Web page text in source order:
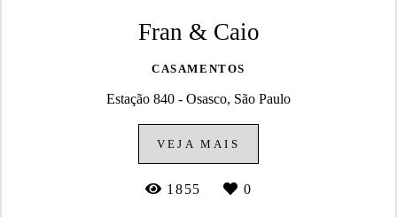
Fran & Caio
CASAMENTOS
Estação 840 - Osasco, São Paulo
VEJA MAIS
1855 0